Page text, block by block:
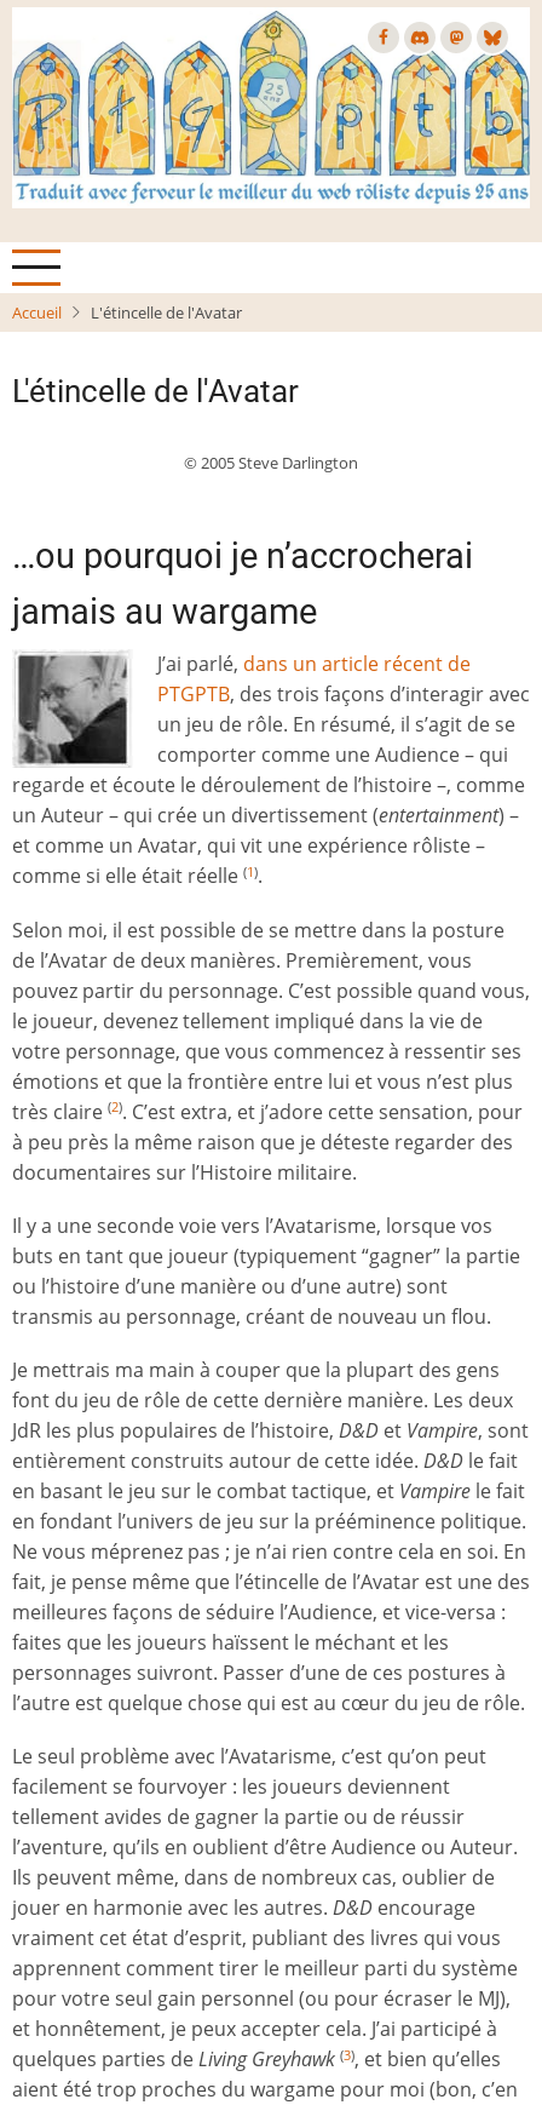
Aller
contenu
principal
Accueil L'étincelle de l'Avatar
L'étincelle de l'Avatar
© 2005 Steve Darlington
…ou pourquoi je n’accrocherai
jamais au wargame
J’ai parlé, dans un article récent de
PTGPTB, des trois façons d’interagir avec
un jeu de rôle. En résumé, il s’agit de se
comporter comme une Audience – qui
regarde et écoute le déroulement de l’histoire –, comme
un Auteur – qui crée un divertissement (entertainment) –
et comme un Avatar, qui vit une expérience rôliste –
comme si elle était réelle (1).
Selon moi, il est possible de se mettre dans la posture
de l’Avatar de deux manières. Premièrement, vous
pouvez partir du personnage. C’est possible quand vous,
le joueur, devenez tellement impliqué dans la vie de
votre personnage, que vous commencez à ressentir ses
émotions et que la frontière entre lui et vous n’est plus
très claire (2). C’est extra, et j’adore cette sensation, pour
à peu près la même raison que je déteste regarder des
documentaires sur l’Histoire militaire.
Il y a une seconde voie vers l’Avatarisme, lorsque vos
buts en tant que joueur (typiquement “gagner” la partie
ou l’histoire d’une manière ou d’une autre) sont
transmis au personnage, créant de nouveau un flou.
Je mettrais ma main à couper que la plupart des gens
font du jeu de rôle de cette dernière manière. Les deux
JdR les plus populaires de l’histoire, D&D et Vampire, sont
entièrement construits autour de cette idée. D&D le fait
en basant le jeu sur le combat tactique, et Vampire le fait
en fondant l’univers de jeu sur la prééminence politique.
Ne vous méprenez pas ; je n’ai rien contre cela en soi. En
fait, je pense même que l’étincelle de l’Avatar est une des
meilleures façons de séduire l’Audience, et vice-versa :
faites que les joueurs haïssent le méchant et les
personnages suivront. Passer d’une de ces postures à
l’autre est quelque chose qui est au cœur du jeu de rôle.
Le seul problème avec l’Avatarisme, c’est qu’on peut
facilement se fourvoyer : les joueurs deviennent
tellement avides de gagner la partie ou de réussir
l’aventure, qu’ils en oublient d’être Audience ou Auteur.
Ils peuvent même, dans de nombreux cas, oublier de
jouer en harmonie avec les autres. D&D encourage
vraiment cet état d’esprit, publiant des livres qui vous
apprennent comment tirer le meilleur parti du système
pour votre seul gain personnel (ou pour écraser le MJ),
et honnêtement, je peux accepter cela. J’ai participé à
quelques parties deLiving Greyhawk (3), et bien qu’elles
aient été trop proches du wargame pour moi (bon, c’en